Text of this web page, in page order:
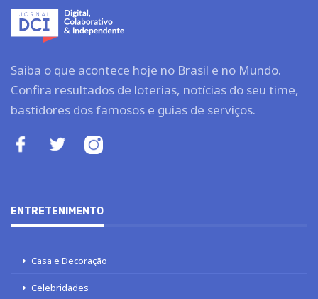
Saiba o que acontece hoje no Brasil e no Mundo.
Confira resultados de loterias, notícias do seu time,
bastidores dos famosos e guias de serviços.
ENTRETENIMENTO
Casa e Decoração
Celebridades